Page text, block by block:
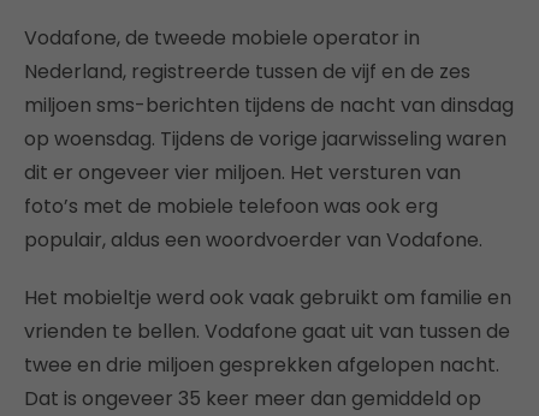
Vodafone, de tweede mobiele operator in
Nederland, registreerde tussen de vijf en de zes
miljoen sms-berichten tijdens de nacht van dinsdag
op woensdag. Tijdens de vorige jaarwisseling waren
dit er ongeveer vier miljoen. Het versturen van
foto’s met de mobiele telefoon was ook erg
populair, aldus een woordvoerder van Vodafone.
Het mobieltje werd ook vaak gebruikt om familie en
vrienden te bellen. Vodafone gaat uit van tussen de
twee en drie miljoen gesprekken afgelopen nacht.
Dat is ongeveer 35 keer meer dan gemiddeld op